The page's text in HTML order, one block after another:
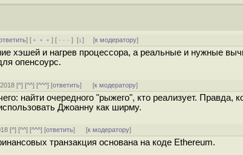
] [ ﹢﹢﹢] [ · · ·][↓] [к модератору]
хэшей и нагрев процессора, а реальные и нужные
опенсоурс.
[^] [^^] [^^^] [ответить] [к модератору]
найти очередного "рыжего", кто реализует. Правда,
Джоанну как ширму.
[^] [^^] [^^^] [ответить] [к модератору]
транзакция основана на коде Ethereum.